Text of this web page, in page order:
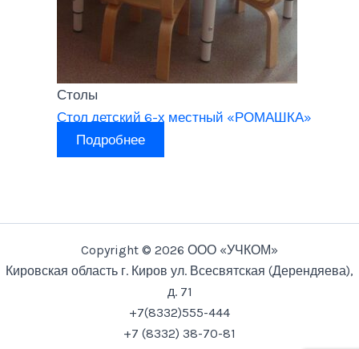
Столы
Стол детский 6-х местный «РОМАШКА»
Подробнее
Copyright © 2026 ООО «УЧКОМ»
Кировская область г. Киров ул. Всесвятская (Дерендяева),
д. 71
+7(8332)555-444
+7 (8332) 38-70-81